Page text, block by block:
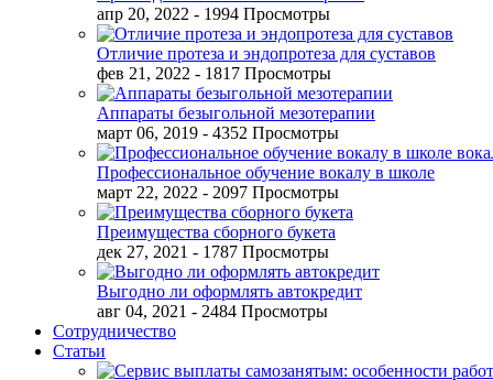
апр 20, 2022 - 1994 Просмотры
Отличие протеза и эндопротеза для суставов
фев 21, 2022 - 1817 Просмотры
Аппараты безыгольной мезотерапии
март 06, 2019 - 4352 Просмотры
Профессиональное обучение вокалу в школе
март 22, 2022 - 2097 Просмотры
Преимущества сборного букета
дек 27, 2021 - 1787 Просмотры
Выгодно ли оформлять автокредит
авг 04, 2021 - 2484 Просмотры
Сотрудничество
Статьи